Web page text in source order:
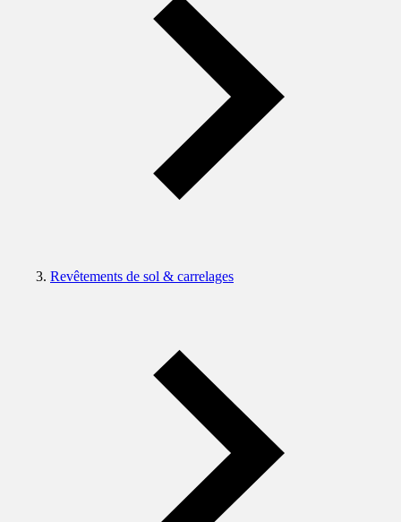
Revêtements de sol & carrelages